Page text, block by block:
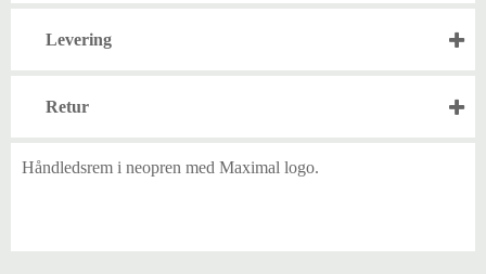
Levering
Retur
Håndledsrem i neopren med Maximal logo.